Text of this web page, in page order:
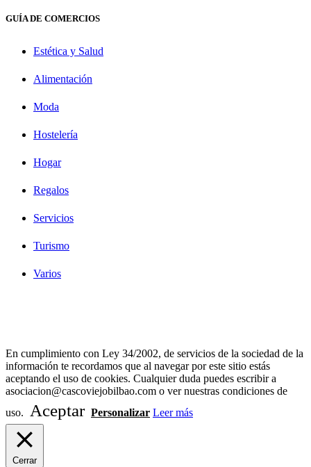
GUÍA DE COMERCIOS
Estética y Salud
Alimentación
Moda
Hostelería
Hogar
Regalos
Servicios
Turismo
Varios
En cumplimiento con Ley 34/2002, de servicios de la sociedad de la
información te recordamos que al navegar por este sitio estás
aceptando el uso de cookies. Cualquier duda puedes escribir a
asociacion@cascoviejobilbao.com o ver nuestras condiciones de
uso.
Aceptar Personalizar Leer más
Cerrar